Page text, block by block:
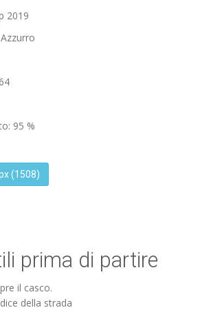
2019
95 %
(1508)
prima di partire
il casco.
della strada